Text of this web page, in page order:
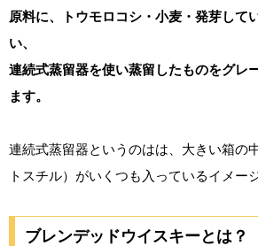
原料に、トウモロコシ・小麦・発芽して
い、
連続式蒸留器を使い蒸留したものをグレ
ます。
連続式蒸留器というのはは、大きい箱の
トスチル）がいくつも入っているイメー
ブレンデッドウイスキーとは？